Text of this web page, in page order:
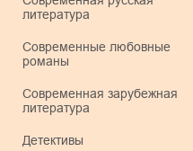
литература
современные любовные
романы
современная зарубежная
литература
детективы